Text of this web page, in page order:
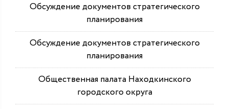
Обсуждение документов стратегического
планирования
Обсуждение документов стратегического
планирования
Общественная палата Находкинского
городского округа